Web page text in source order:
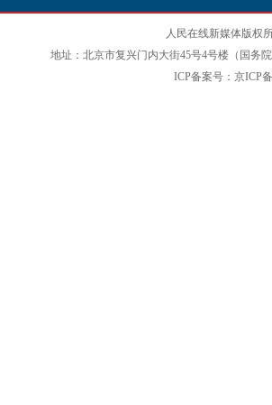
人民在线新媒体版权
地址：北京市复兴门内大街45号4号楼（国务
ICP备案号：京ICP